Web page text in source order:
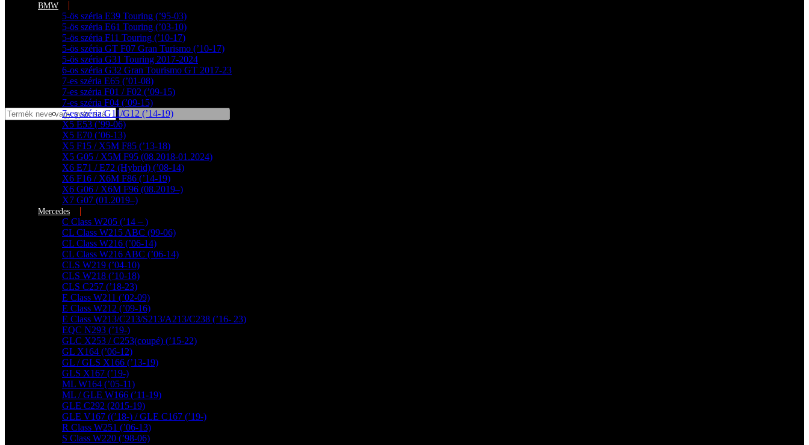
További találatok...
BMW
5-ös széria E39 Touring (’95-03)
5-ös széria E61 Touring (’03-10)
5-ös széria F11 Touring (’10-17)
5-ös széria GT F07 Gran Turismo (’10-17)
5-ös széria G31 Touring 2017-2024
6-os széria G32 Gran Tourismo GT 2017-23
7-es széria E65 (’01-08)
7-es széria F01 / F02 (’09-15)
7-es széria F04 (’09-15)
7-es széria G11/G12 (’14-19)
X5 E53 (’99-06)
X5 E70 (’06-13)
X5 F15 / X5M F85 (’13-18)
X5 G05 / X5M F95 (08.2018-01.2024)
X6 E71 / E72 (Hybrid) (’08-14)
X6 F16 / X6M F86 (’14-19)
X6 G06 / X6M F96 (08.2019–)
X7 G07 (01.2019–)
Mercedes
C Class W205 (’14 – )
CL Class W215 ABC (99-06)
CL Class W216 (’06-14)
CL Class W216 ABC (’06-14)
CLS W219 (’04-10)
CLS W218 (’10-18)
CLS C257 (’18-23)
E Class W211 (’02-09)
E Class W212 (’09-16)
E Class W213/C213/S213/A213/C238 (’16- 23)
EQC N293 (’19-)
GLC X253 / C253(coupé) (’15-22)
GL X164 (’06-12)
GL / GLS X166 (’13-19)
GLS X167 (’19-)
ML W164 (’05-11)
ML / GLE W166 (’11-19)
GLE C292 (2015-19)
GLE V167 ((’18-) / GLE C167 (’19-)
R Class W251 (’06-13)
S Class W220 (’98-06)